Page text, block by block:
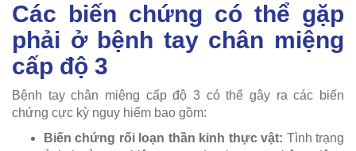
Các biến chứng có thể gặp
phải ở bệnh tay chân miệng
cấp độ 3
Bệnh tay chân miệng cấp độ 3 có thể gây ra các biến
chứng cực kỳ nguy hiểm bao gồm:
Biến chứng rối loạn thần kinh thực vật: Tình trạng